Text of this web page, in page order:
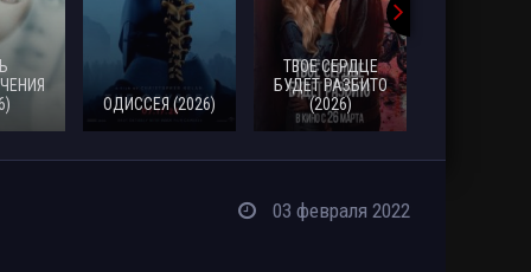
ОДИССЕЯ (2026)
ТВОЕ СЕРДЦЕ
БУДЕТ РАЗБИТО
(2026)
03 февраля 2022